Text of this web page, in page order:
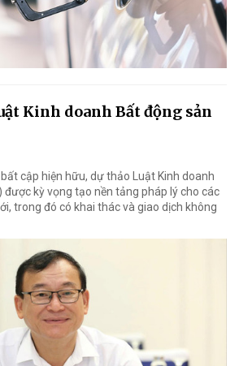
Kinh doanh Bất động sản
cập hiện hữu, dự thảo Luật Kinh doanh
được kỳ vọng tạo nền tảng pháp lý cho các
trong đó có khai thác và giao dịch không